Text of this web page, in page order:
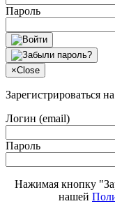
Пароль
×Close
Зарегистрироваться
Логин (email)
Пароль
Нажимая кнопку
нашей